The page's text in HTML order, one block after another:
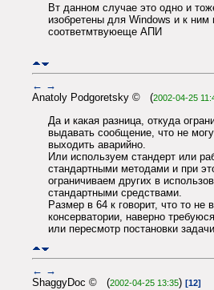
Вт данном случае это одно и
изобретены для Windows и к ним
соответмтвуюеще АПИ
← →
Anatoly Podgoretsky © (2002-04-25
Да и какая разница, откуда
выдавать сообщение, что не
выходить аварийно.
Или используем стандерт или
стандартными методами и при
ограничиваем других в
стандартными средствами.
Размер в 64 к говорит, что то не
консерватории, наверно
или пересмотр постановки задачи.
← →
ShaggyDoc © (2002-04-25 13:35) [12]